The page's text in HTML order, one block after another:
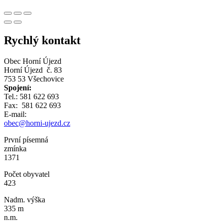
Rychlý kontakt
Obec Horní Újezd
Horní Újezd č. 83
753 53 Všechovice
Spojení:
Tel.: 581 622 693
Fax: 581 622 693
E-mail:
obec@horni-ujezd.cz
První písemná
zmínka
1371
Počet obyvatel
423
Nadm. výška
335 m
n.m.